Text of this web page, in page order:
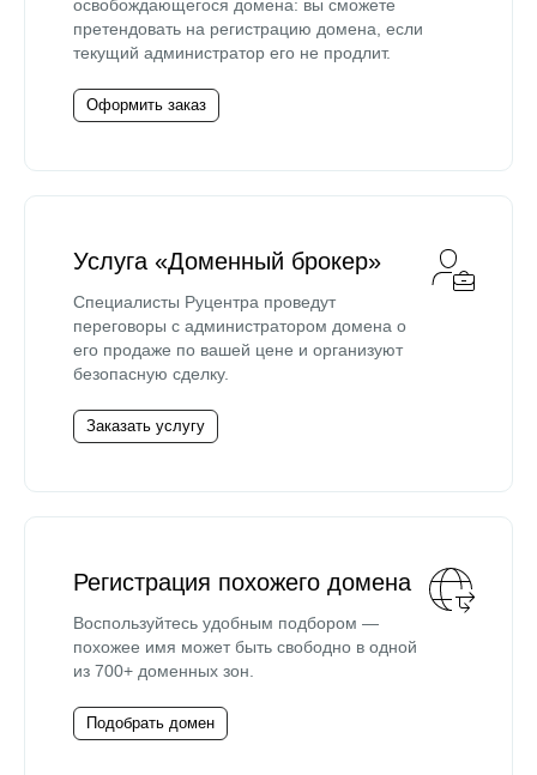
освобождающегося домена: вы сможете
претендовать на регистрацию домена, если
текущий администратор его не продлит.
Оформить заказ
Услуга «Доменный брокер»
Специалисты Руцентра проведут
переговоры с администратором домена о
его продаже по вашей цене и организуют
безопасную сделку.
Заказать услугу
Регистрация похожего домена
Воспользуйтесь удобным подбором —
похожее имя может быть свободно в одной
из 700+ доменных зон.
Подобрать домен